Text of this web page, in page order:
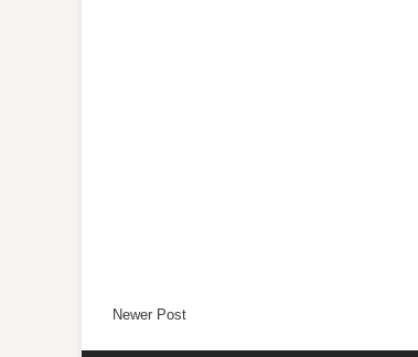
Newer Post